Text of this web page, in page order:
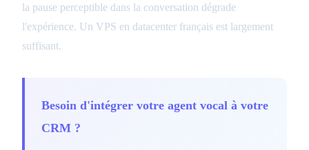
la pause perceptible dans la conversation dégrade
l'expérience. Un VPS en datacenter français est largement
suffisant.
Besoin d'intégrer votre agent vocal à votre
CRM ?